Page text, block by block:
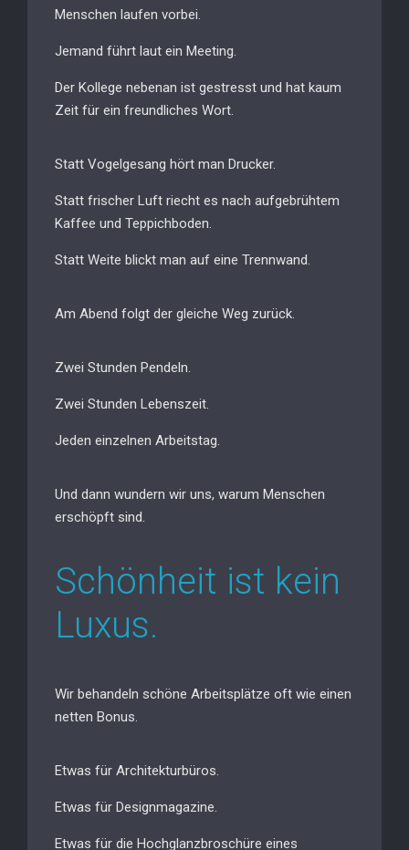
Menschen laufen vorbei.
Jemand führt laut ein Meeting.
Der Kollege nebenan ist gestresst und hat kaum
Zeit für ein freundliches Wort.
Statt Vogelgesang hört man Drucker.
Statt frischer Luft riecht es nach aufgebrühtem
Kaffee und Teppichboden.
Statt Weite blickt man auf eine Trennwand.
Am Abend folgt der gleiche Weg zurück.
Zwei Stunden Pendeln.
Zwei Stunden Lebenszeit.
Jeden einzelnen Arbeitstag.
Und dann wundern wir uns, warum Menschen
erschöpft sind.
Schönheit ist kein
Luxus.
Wir behandeln schöne Arbeitsplätze oft wie einen
netten Bonus.
Etwas für Architekturbüros.
Etwas für Designmagazine.
Etwas für die Hochglanzbroschüre eines